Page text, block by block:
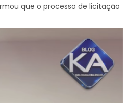
que o processo de licitação